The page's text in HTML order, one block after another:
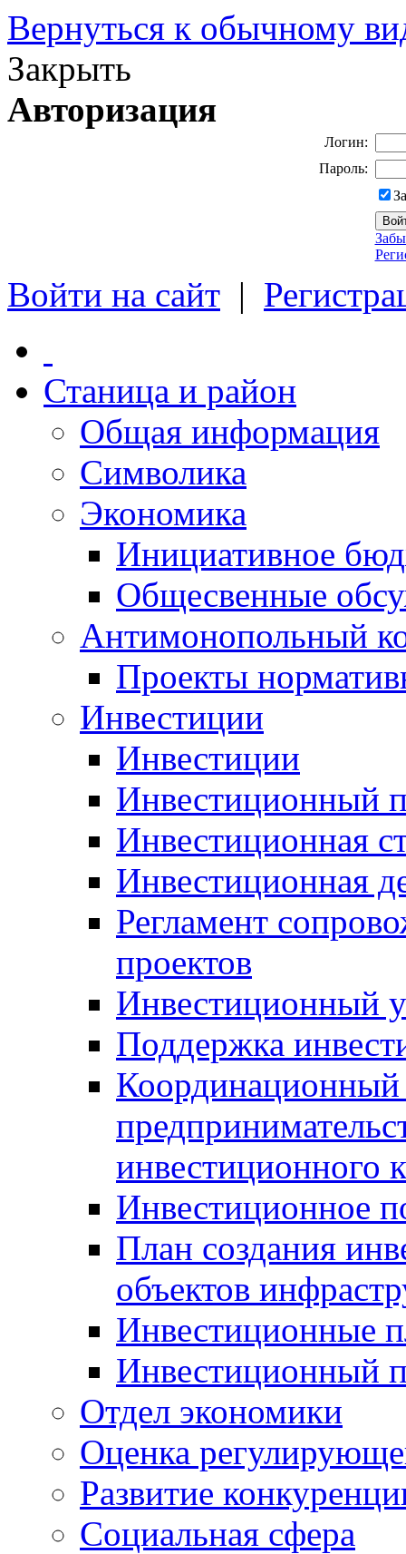
Вернуться к обычному
Закрыть
Авторизация
Логин:
Пароль:
Войти на сайт |
Станица и район
Общая информация
Символика
Экономика
Инициативное
Общесвенные
Антимонопольный
Проекты
Инвестиции
Инвестиции
Инвестиционный
Инвестиционная
Инвестиционная
Регламент
проектов
Инвестиционный
Поддержка
Координационный
инвестиционного
Инвестиционное
План создания
объектов
Инвестиционные
Инвестиционный
Отдел экономики
Оценка
Развитие
Социальная сфера